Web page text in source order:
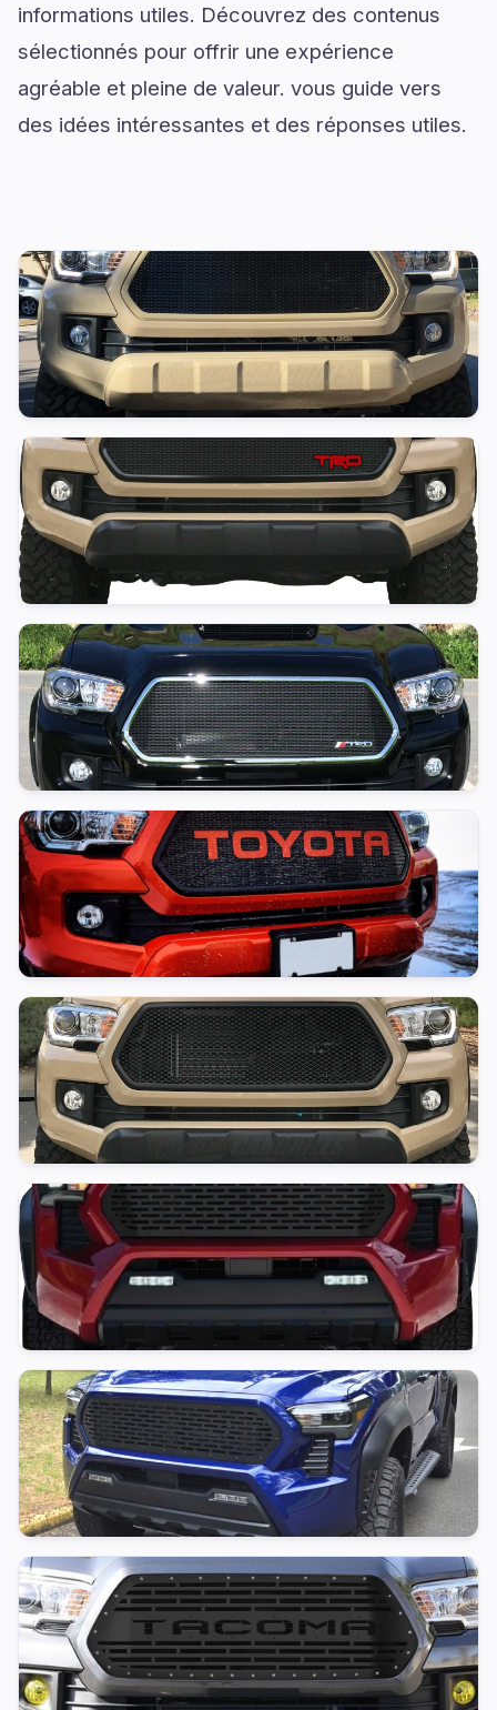
informations utiles. Découvrez des contenus
sélectionnés pour offrir une expérience
agréable et pleine de valeur. vous guide vers
des idées intéressantes et des réponses utiles.